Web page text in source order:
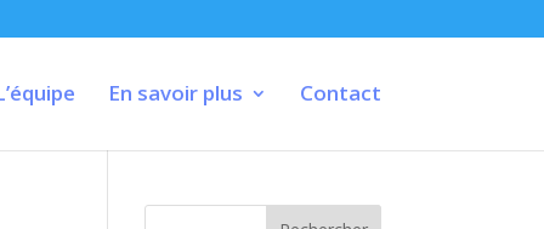
En savoir plus Contact